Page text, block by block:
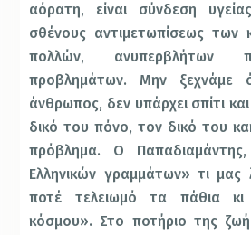
αόρατη, είναι σύνδεση
σθένους αντιμετωπίσεως των
πολλών, ανυπερβλήτων
προβλημάτων. Μην ξεχνάμε
άνθρωπος, δεν υπάρχει σπίτι
δικό του πόνο, τον δικό του
πρόβλημα. Ο
Ελληνικών γραμμάτων» τι μας
ποτέ τελειωμό τα πάθια
κόσμου». Στο ποτήριο της